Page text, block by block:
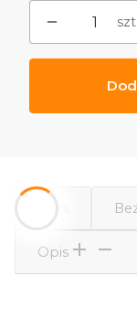
szt.
Opis